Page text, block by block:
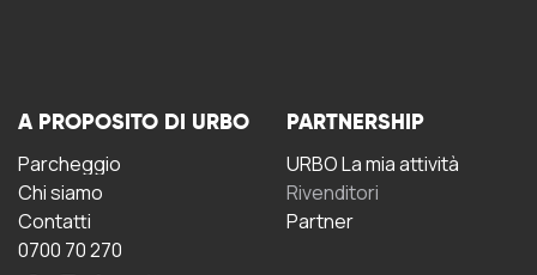
A PROPOSITO DI URBO
Parcheggio
Chi siamo
Contatti
0700 70 270
PARTNERSHIP
URBO La mia attività
Rivenditori
Partner